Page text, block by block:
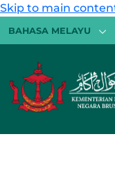
Skip to main
BAHASA MELAYU